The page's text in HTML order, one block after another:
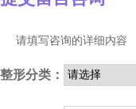
请填写咨询的详细内容
整形分类：